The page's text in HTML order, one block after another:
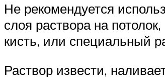
Не рекомендуется
слоя раствора на
кисть, или специальный
Раствор извести,